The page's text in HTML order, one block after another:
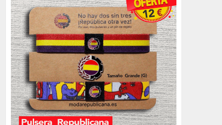
tardofranquismo
(2320)
Actualidad
(2319)
monarquía
(2253)
borbones
(2176)
Cultura
(2163)
Guerra
(1674)